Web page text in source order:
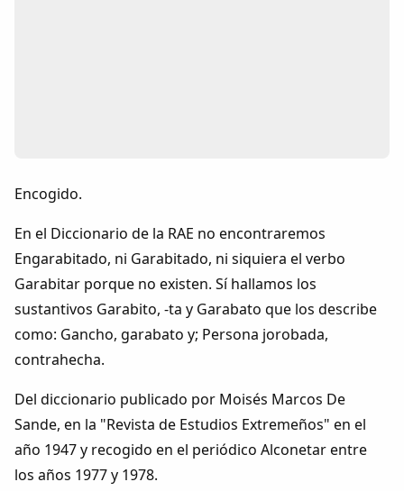
Idiosincrasia
Diccionario
Traductor
Cancionero Local
Encogido.
En el Diccionario de la RAE no encontraremos
Engarabitado, ni Garabitado, ni siquiera el verbo
Garabitar porque no existen. Sí hallamos los
sustantivos Garabito, -ta y Garabato que los describe
como: Gancho, garabato y; Persona jorobada,
contrahecha.
Del diccionario publicado por Moisés Marcos De
Sande, en la "Revista de Estudios Extremeños" en el
año 1947 y recogido en el periódico Alconetar entre
los años 1977 y 1978.